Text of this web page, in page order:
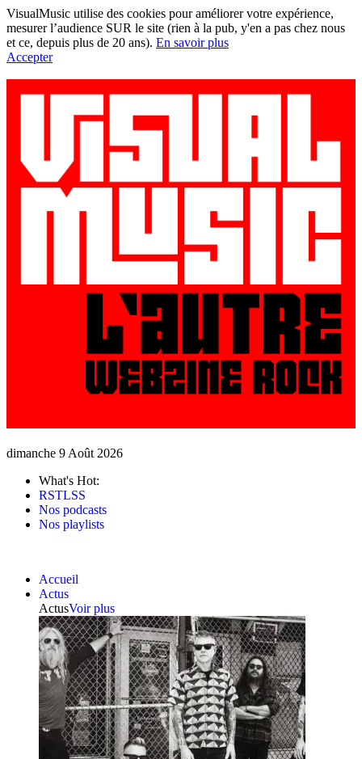
VisualMusic utilise des cookies pour améliorer votre expérience,
mesurer l’audience SUR le site (rien à la pub, y'en a pas chez nous
et ce, depuis plus de 20 ans). En savoir plus
Accepter
dimanche 9 Août 2026
What's Hot:
RSTLSS
Nos podcasts
Nos playlists
Accueil
Actus
ActusVoir plus